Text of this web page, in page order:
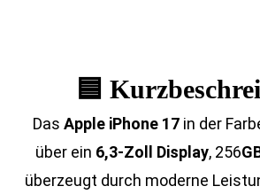
🟦
Das Apple iPhone 17in der
über ein 6,3-Zoll Display, 256
überzeugt durch moderne